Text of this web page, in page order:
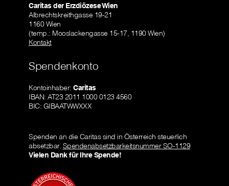
Caritas der Erzdiözese Wien
Albrechtskreithgasse 19-21
1160 Wien
(temp.: Mooslackengasse 15-17, 1190 Wien)
Kontakt
Spendenkonto
Kontoinhaber: Caritas
IBAN: AT23 2011 1000 0123 4560
BIC: GIBAATWWXXX
Spenden an die Caritas sind in Österreich steuerlich
absetzbar. Spendenabsetzbarkeitsnummer SO-1129
Vielen Dank für Ihre Spende!